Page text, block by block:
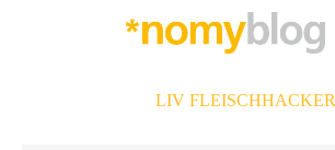
LIV FLEISCHHACKER